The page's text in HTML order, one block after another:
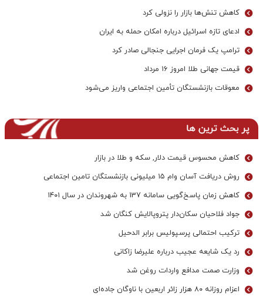
کاهش تنش‌ها بازار را نزولی کرد
ادعای تازه اسرائیل درباره امکان حمله به ایران
ترامپ یک فرمان اجرایی جنجالی صادر کرد
قیمت جهانی طلا امروز ۱۶ مرداد
معوقات بازنشستگان تأمین اجتماعی واریز می‌شود
پر بحث ترین ها
کاهش محسوس قیمت دلار, سکه و طلا در بازار
روش دریافت آسان وام ۱۵ میلیونی بازنشستگان تامین اجتماعی
کاهش زمان پاسخ‌گویی سامانه 137 به شهروندان در سال ۱۴۰۱
جواد فلاحیان سکان‌دار پتروپالایش کنگان شد
ترکیب احتمالی پرسپولیس برابر الدحیل
رد یک شایعه عجیب درباره علیرضا زاکانی
وزارت صمت مدافع واردات روغن شد
اعزام روزانه ۸۰ هزار زائر اربعین با ناوگان جاده‌ای